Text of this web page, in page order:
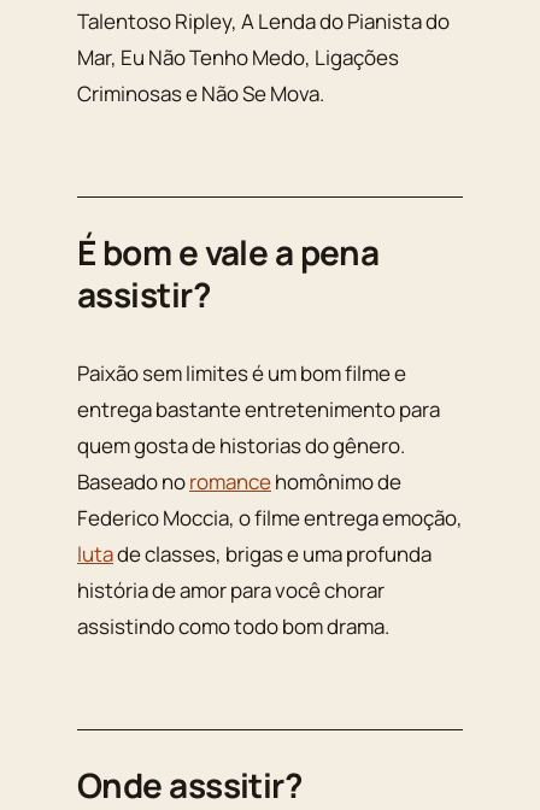
Talentoso Ripley, A Lenda do Pianista do
Mar, Eu Não Tenho Medo, Ligações
Criminosas e Não Se Mova.
É bom e vale a pena
assistir?
Paixão sem limites é um bom filme e
entrega bastante entretenimento para
quem gosta de historias do gênero.
Baseado noromancehomônimo de
Federico Moccia, o filme entrega emoção,
lutade classes, brigas e uma profunda
história de amor para você chorar
assistindo como todo bom drama.
Onde asssitir?